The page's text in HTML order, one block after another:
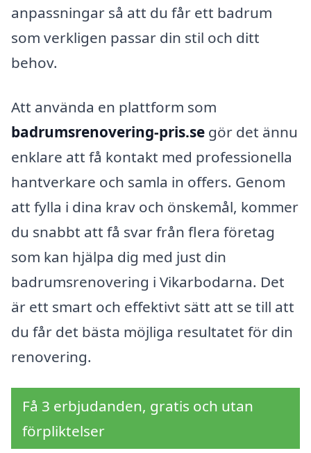
anpassningar så att du får ett badrum
som verkligen passar din stil och ditt
behov.
Att använda en plattform som
badrumsrenovering-pris.se gör det ännu
enklare att få kontakt med professionella
hantverkare och samla in offers. Genom
att fylla i dina krav och önskemål, kommer
du snabbt att få svar från flera företag
som kan hjälpa dig med just din
badrumsrenovering i Vikarbodarna. Det
är ett smart och effektivt sätt att se till att
du får det bästa möjliga resultatet för din
renovering.
Få 3 erbjudanden, gratis och utan
förpliktelser